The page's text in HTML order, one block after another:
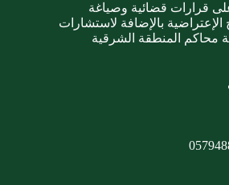
قرارات قضائية وصياغة
الإعتراضية بالإضافة لاستشارات
محاكم المنطقة الشرقية